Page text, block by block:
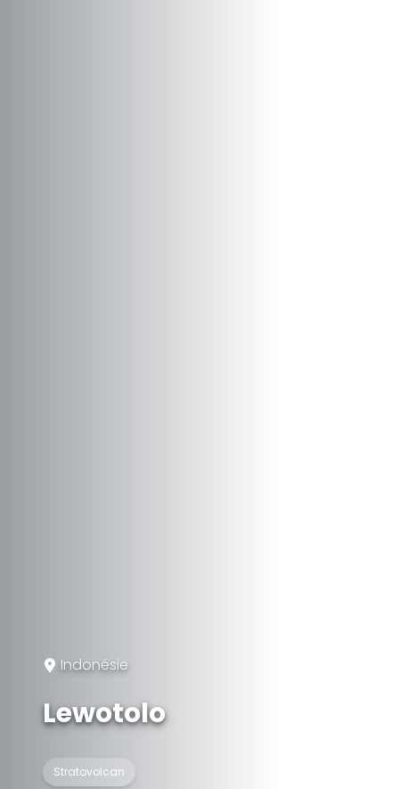
Indonésie
Lewotolo
Stratovolcan